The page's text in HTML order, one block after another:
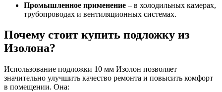
Промышленное применение – в холодильных камерах,
трубопроводах и вентиляционных системах.
Почему стоит купить подложку из
Изолона?
Использование подложки 10 мм Изолон позволяет
значительно улучшить качество ремонта и повысить комфорт
в помещении. Она: